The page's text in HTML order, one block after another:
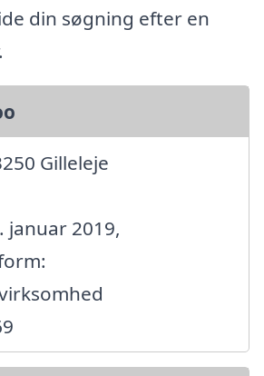
din søgning efter en
Gilleleje
januar 2019,